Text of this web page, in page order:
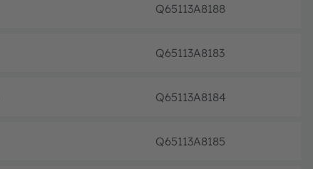
Q65113A8188
Q65113A8183
Q65113A8184
Q65113A8185